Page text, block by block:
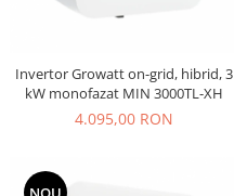
Invertor Growatt on-grid, hibrid, 3
kW monofazat MIN 3000TL-XH
4.095,00 RON